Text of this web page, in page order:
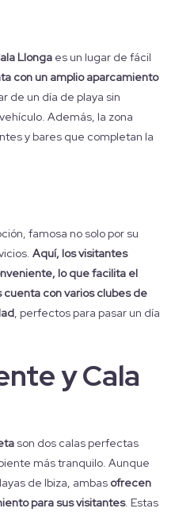
Llonga es un lugar de fácil
con un amplio aparcamiento
de un día de playa sin
Además, la zona
y bares que completan la
famosa no solo por su
Aquí, los visitantes
lo que facilita el
con varios clubes de
, perfectos para pasar un día
y Cala
son dos calas perfectas
más tranquilo. Aunque
de Ibiza, ambas ofrecen
para sus visitantes. Estas